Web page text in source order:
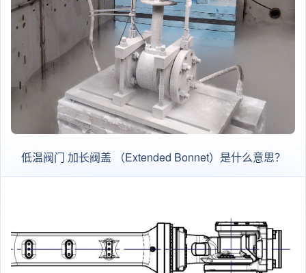
低温阀门 加长阀盖 （Extended Bonnet）是什么意思？